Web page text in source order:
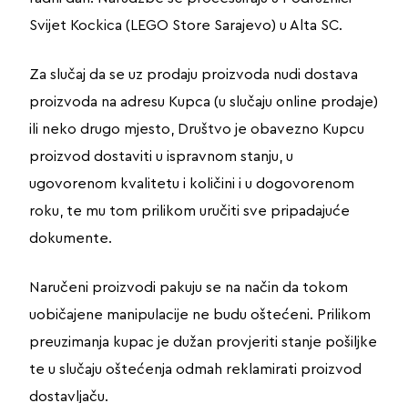
Svijet Kockica (LEGO Store Sarajevo) u Alta SC.
Za slučaj da se uz prodaju proizvoda nudi dostava
proizvoda na adresu Kupca (u slučaju online prodaje)
ili neko drugo mjesto, Društvo je obavezno Kupcu
proizvod dostaviti u ispravnom stanju, u
ugovorenom kvalitetu i količini i u dogovorenom
roku, te mu tom prilikom uručiti sve pripadajuće
dokumente.
Naručeni proizvodi pakuju se na način da tokom
uobičajene manipulacije ne budu oštećeni. Prilikom
preuzimanja kupac je dužan provjeriti stanje pošiljke
te u slučaju oštećenja odmah reklamirati proizvod
dostavljaču.